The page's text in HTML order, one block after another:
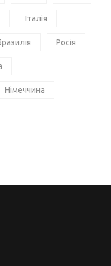
Італія
Росія
Німеччина